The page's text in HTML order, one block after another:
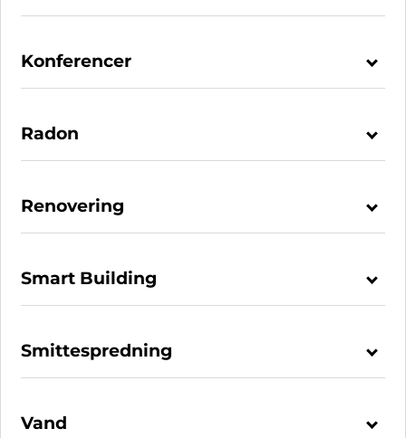
Konferencer
Radon
Renovering
Smart Building
Smittespredning
Vand